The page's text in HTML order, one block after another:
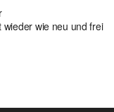
wieder wie neu und frei